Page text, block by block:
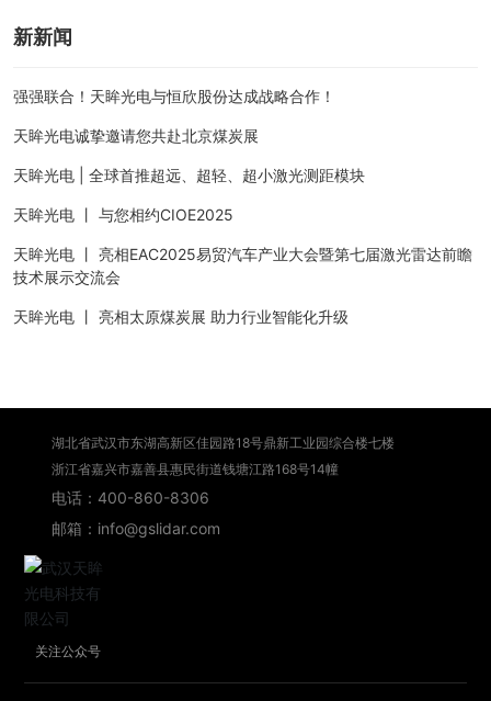
新新闻
强强联合！天眸光电与恒欣股份达成战略合作！
天眸光电诚挚邀请您共赴北京煤炭展
天眸光电 | 全球首推超远、超轻、超小激光测距模块
天眸光电 丨 与您相约CIOE2025
天眸光电 丨 亮相EAC2025易贸汽车产业大会暨第七届激光雷达前瞻
技术展示交流会
天眸光电 丨 亮相太原煤炭展 助力行业智能化升级
湖北省武汉市东湖高新区佳园路18号鼎新工业园综合楼七楼
浙江省嘉兴市嘉善县惠民街道钱塘江路168号14幢
电话：400-860-8306
邮箱：info@gslidar.com
关注公众号